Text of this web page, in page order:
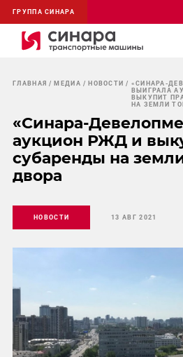
ГРУППА СИНАРА
ГЛАВНАЯ МЕДИА НОВОСТИ
«СИНАРА-
ВЫИГРАЛА
ВЫКУПИТ
НА ЗЕМЛИ
«Синара-
аукцион РЖД и
субаренды на
двора
НОВОСТИ 13 АВГ 2021